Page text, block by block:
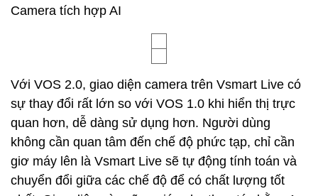
Camera tích hợp AI
Với VOS 2.0, giao diện camera trên Vsmart Live có
sự thay đổi rất lớn so với VOS 1.0 khi hiển thị trực
quan hơn, dễ dàng sử dụng hơn. Người dùng
không cần quan tâm đến chế độ phức tạp, chỉ cần
giơ máy lên là Vsmart Live sẽ tự động tính toán và
chuyển đổi giữa các chế độ để có chất lượng tốt